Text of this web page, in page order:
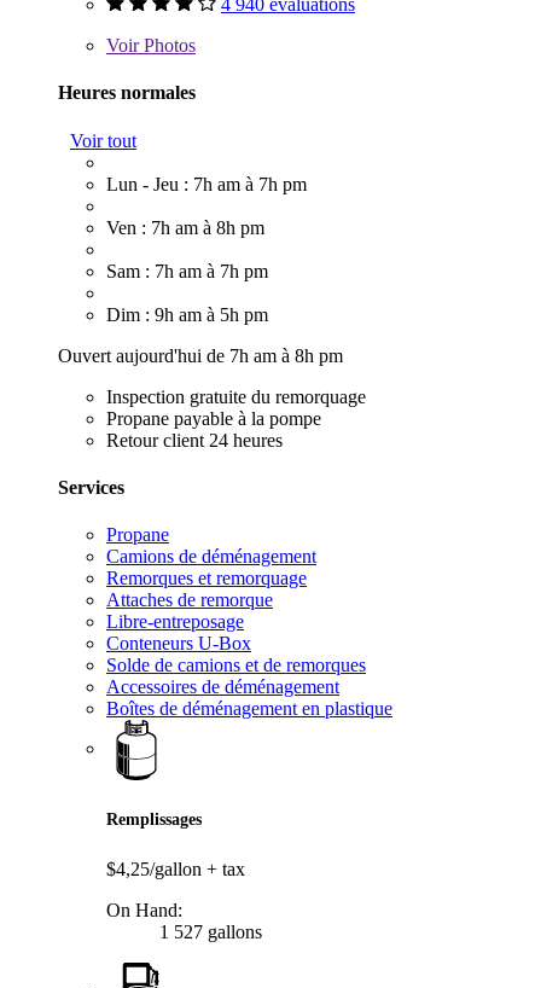
4 940 évaluations
VoirPhotos
Heures normales
Voir tout
Lun - Jeu : 7h am à 7h pm
Ven : 7h am à 8h pm
Sam : 7h am à 7h pm
Dim : 9h am à 5h pm
Ouvert aujourd'hui de 7h am à 8h pm
Inspection gratuite du remorquage
Propane payable à la pompe
Retour client 24 heures
Services
Propane
Camions de déménagement
Remorques et remorquage
Attaches de remorque
Libre-entreposage
Conteneurs U-Box
Solde de camions et de remorques
Accessoires de déménagement
Boîtes de déménagement en plastique
Remplissages
$4,25/gallon + tax
On Hand:
1 527 gallons